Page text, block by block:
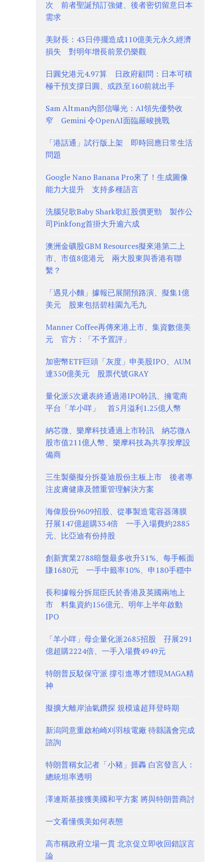
次 前者聖誕預訂強健、後者密切留意日本
需求
美財長：43日停擺造成110億美元永久經濟
損失 對明年增長前景仍樂觀
日圓兌港元4.97算 日政府顧問：日本可積
極干預支撐日圓、或跌至160前就出手
Sam Altman內部信曝光：AI領先優勢收
窄 Gemini 令OpenAI面臨嚴峻挑戰
「港話通」試行版上架 即時回應日常生活
問題
Google Nano Banana Pro來了！生成圖像
能力大提升 支持多種語言
洗腦兒歌Baby Shark歌紅股價更勁 製作公
司Pinkfong首掛大升逾六成
澳洲金礦股GBM Resources擬來港第二上
市、市值8億港元 兩大股東與香港有聯
繫？
「遇見小麵」據報已展開預路演、擬集1億
美元 股東包括碧桂園九毛九
Manner Coffee再傳來港上市、集資數億美
元 官方：「不予置評」
加密幣ETF巨頭「灰度」申美股IPO、AUM
達350億美元 股票代號GRAY
量化派5次遞表終通過港IPO聆訊、擁電商
平台「羊小咩」 首5月溢利1.25億人幣
納芯微、樂摩科技通過上市聆訊 納芯微A
股市值211億人幣、樂摩科技為共享按摩設
備商
三生製藥擬分拆蔓迪股份主板上市 後者專
注皮膚健康及體重管理解決方案
海偉股份9609招股、從事製造電容器薄膜
孖展147億超購334倍 一手入場費約2885
元、比亞迪有份持股
創新實業2788暗盤最多收升31%、每手帳面
賺1680元 一手中籤率10%、申180手穩中
長和據報分拆屈臣氏於香港及英國兩地上
市 料集資約156億元、明年上半年啟動
IPO
「羊小咩」母企量化派2685招股 孖展291
億超購2224倍、一手入場費4949元
特朗普反駁保守派 撐引進專才體現MAGA精
神
擬擴大離岸油氣鑽探 規模遠超拜登時期
新潟同意重啟柏崎刈羽核電廠 待縣議會完成
諮詢
特朗普稱女記者「小豬」捱轟 白宮發言人：
總統坦率透明
澤連斯基接獲美國和平方案 將與特朗普商討
一文看懂俄美如何表態
高市稱政府立場一貫 北京促立即收回錯誤言
論